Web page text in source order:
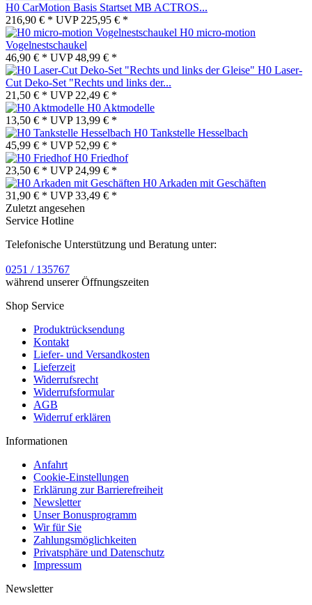
H0 CarMotion Basis Startset MB ACTROS...
216,90 € * UVP 225,95 € *
H0 micro-motion
Vogelnestschaukel
46,90 € * UVP48,99 € *
H0 Laser-
Cut Deko-Set "Rechts und links der...
21,50 € * UVP 22,49 € *
H0 Aktmodelle
13,50 € * UVP 13,99 € *
H0 Tankstelle Hesselbach
45,99 € * UVP 52,99 € *
H0 Friedhof
23,50 € * UVP 24,99 € *
H0 Arkaden mit Geschäften
31,90 € * UVP33,49 € *
Zuletzt angesehen
Service Hotline
Telefonische Unterstützung und Beratung unter:
0251 / 135767
während unserer Öffnungszeiten
Shop Service
Produktrücksendung
Kontakt
Liefer- und Versandkosten
Lieferzeit
Widerrufsrecht
Widerrufsformular
AGB
Widerruf erklären
Informationen
Anfahrt
Cookie-Einstellungen
Erklärung zur Barrierefreiheit
Newsletter
Unser Bonusprogramm
Wir für Sie
Zahlungsmöglichkeiten
Privatsphäre und Datenschutz
Impressum
Newsletter